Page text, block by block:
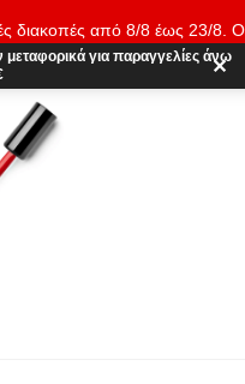
διακοπές από 8/8 έως 23/8.
8. Καλό καλοκαίρι!
για παραγγελίες άνω
✕